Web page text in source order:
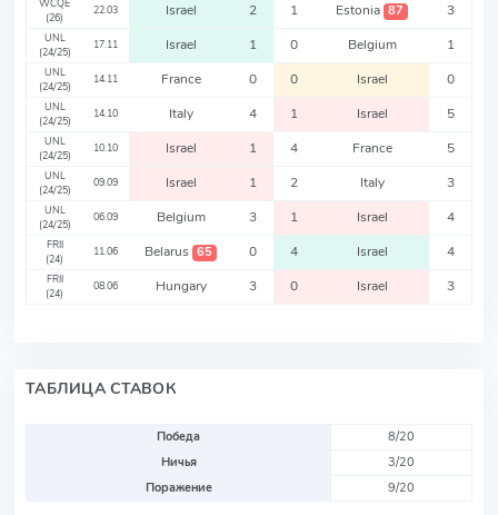
WCQE
(26)
22.03 Israel 2 1 Estonia 87 3
UNL
(24/25)
17.11 Israel 1 0 Belgium 1
UNL
(24/25)
14.11 France 0 0 Israel 0
UNL
(24/25)
14.10 Italy 4 1 Israel 5
UNL
(24/25)
10.10 Israel 1 4 France 5
UNL
(24/25)
09.09 Israel 1 2 Italy 3
UNL
(24/25)
06.09 Belgium 3 1 Israel 4
FRII
(24)
11.06 Belarus 65 0 4 Israel 4
FRII
(24)
08.06 Hungary 3 0 Israel 3
ТАБЛИЦА СТАВОК
Победа
8/20
Ничья
3/20
Поражение
9/20